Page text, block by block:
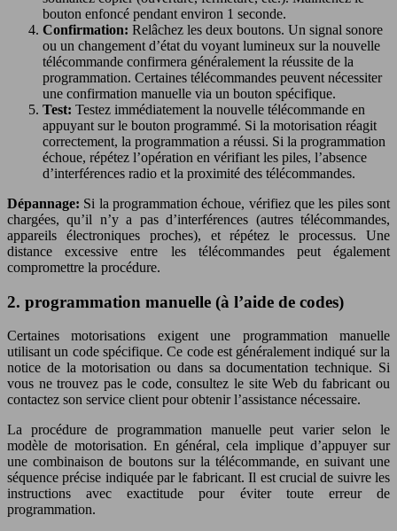
bouton enfoncé pendant environ 1 seconde.
Confirmation: Relâchez les deux boutons. Un signal sonore
ou un changement d’état du voyant lumineux sur la nouvelle
télécommande confirmera généralement la réussite de la
programmation. Certaines télécommandes peuvent nécessiter
une confirmation manuelle via un bouton spécifique.
Test: Testez immédiatement la nouvelle télécommande en
appuyant sur le bouton programmé. Si la motorisation réagit
correctement, la programmation a réussi. Si la programmation
échoue, répétez l’opération en vérifiant les piles, l’absence
d’interférences radio et la proximité des télécommandes.
Dépannage: Si la programmation échoue, vérifiez que les piles sont
chargées, qu’il n’y a pas d’interférences (autres télécommandes,
appareils électroniques proches), et répétez le processus. Une
distance excessive entre les télécommandes peut également
compromettre la procédure.
2. programmation manuelle (à l’aide de codes)
Certaines motorisations exigent une programmation manuelle
utilisant un code spécifique. Ce code est généralement indiqué sur la
notice de la motorisation ou dans sa documentation technique. Si
vous ne trouvez pas le code, consultez le site Web du fabricant ou
contactez son service client pour obtenir l’assistance nécessaire.
La procédure de programmation manuelle peut varier selon le
modèle de motorisation. En général, cela implique d’appuyer sur
une combinaison de boutons sur la télécommande, en suivant une
séquence précise indiquée par le fabricant. Il est crucial de suivre les
instructions avec exactitude pour éviter toute erreur de
programmation.